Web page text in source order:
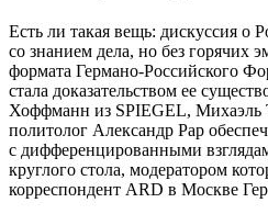
Есть ли такая вещь: дискуссия о
со знанием дела, но без горячих
формата Германо-Российского
стала доказательством ее
Хоффманн из SPIEGEL, Михаэль
политолог Александр Рар
с дифференцированными
круглого стола, модератором
корреспондент ARD в Москве